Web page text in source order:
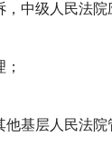
，中级人民法
他基层人民法院